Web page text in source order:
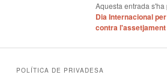
Aquesta entrada
Dia Internacional
contra l'assetjament
POLÍTICA DE PRIVADESA